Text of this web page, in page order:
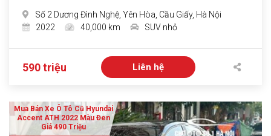
Số 2 Dương Đình Nghệ, Yên Hòa, Cầu Giấy, Hà Nội
2022
40,000 km SUV nhỏ
590 triệu Liên hệ
Mua Bán Xe Ô Tô Cũ Hyundai
Accent ATH 2022 Màu Đen
Giá 490 Triệu